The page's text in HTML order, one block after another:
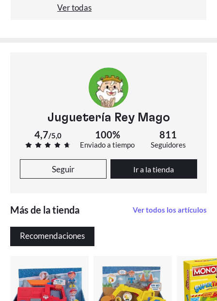
Ver todas
Juguetería Rey Mago
4,7/5,0 100%
Enviado a tiempo
811
Seguidores
Seguir Ir a la tienda
Más de la tienda Ver todos los artículos
Recomendaciones